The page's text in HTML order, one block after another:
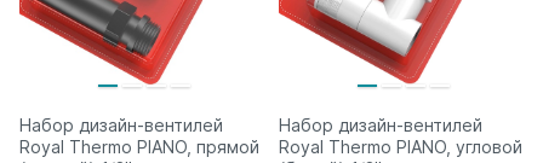
Набор дизайн-вентилей
Royal Thermo PIANO, прямой
Набор дизайн-вентилей
Royal Thermo PIANO, угловой